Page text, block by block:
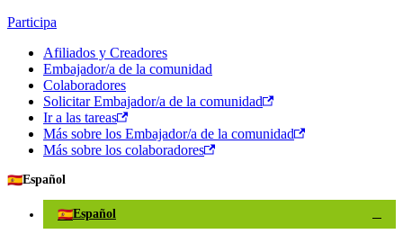
Participa
Afiliados y Creadores
Embajador/a de la comunidad
Colaboradores
Solicitar Embajador/a de la comunidad
Ir a las tareas
Más sobre los Embajador/a de la comunidad
Más sobre los colaboradores
🇪🇸Español
🇪🇸Español